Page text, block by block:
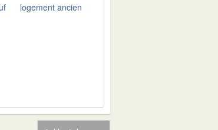
logement ancien